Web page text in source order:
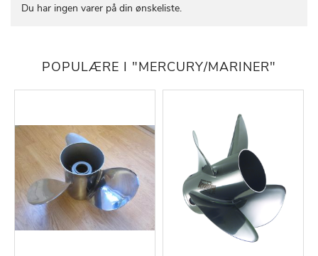
Du har ingen varer på din ønskeliste.
POPULÆRE I "MERCURY/MARINER"